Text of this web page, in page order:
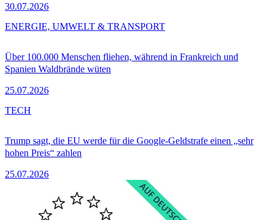
30.07.2026
Über 100.000 Menschen fliehen, während in Frankreich und
Spanien Waldbrände wüten
25.07.2026
ENERGIE, UMWELT & TRANSPORT
Trump sagt, die EU werde für die Google-Geldstrafe einen „sehr
hohen Preis“ zahlen
25.07.2026
TECH